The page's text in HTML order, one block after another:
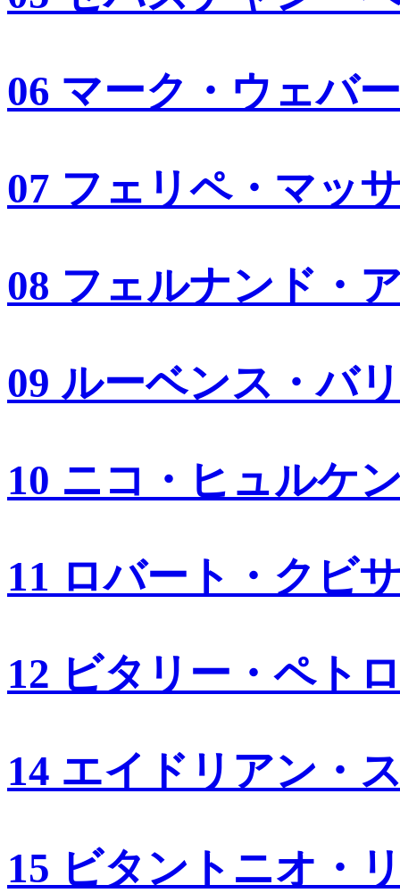
06 マーク・ウェバー
07 フェリペ・マッ
08 フェルナンド・
09 ルーベンス・バ
10 ニコ・ヒュルケ
11 ロバート・クビ
12 ビタリー・ペト
14 エイドリアン・
15 ビタントニオ・